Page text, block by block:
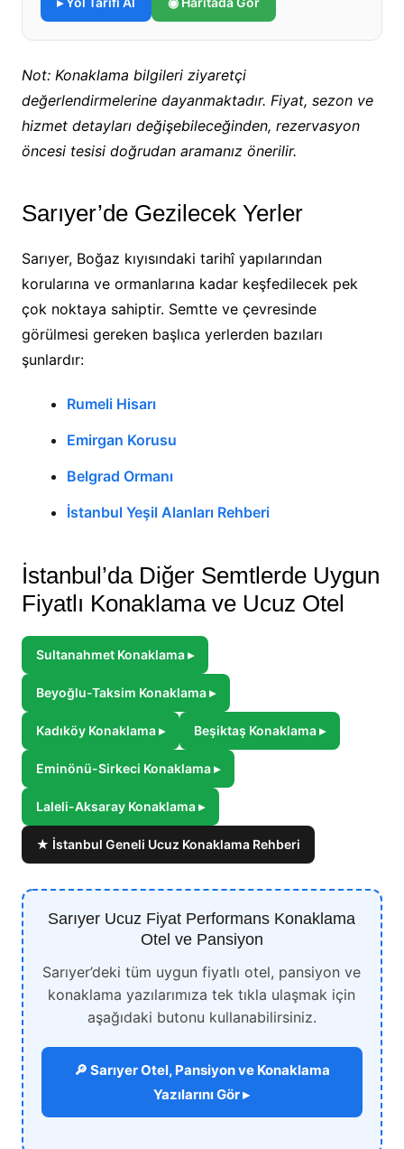
Not: Konaklama bilgileri ziyaretçi
değerlendirmelerine dayanmaktadır. Fiyat, sezon ve
hizmet detayları değişebileceğinden, rezervasyon
öncesi tesisi doğrudan aramanız önerilir.
Sarıyer’de Gezilecek Yerler
Sarıyer, Boğaz kıyısındaki tarihî yapılarından
korularına ve ormanlarına kadar keşfedilecek pek
çok noktaya sahiptir. Semtte ve çevresinde
görülmesi gereken başlıca yerlerden bazıları
şunlardır:
Rumeli Hisarı
Emirgan Korusu
Belgrad Ormanı
İstanbul Yeşil Alanları Rehberi
İstanbul’da Diğer Semtlerde Uygun
Fiyatlı Konaklama ve Ucuz Otel
Sultanahmet Konaklama ▸
Beyoğlu-Taksim Konaklama ▸
Kadıköy Konaklama ▸ Beşiktaş Konaklama ▸
Eminönü-Sirkeci Konaklama ▸
Laleli-Aksaray Konaklama ▸
★ İstanbul Geneli Ucuz Konaklama Rehberi
Sarıyer Ucuz Fiyat Performans Konaklama
Otel ve Pansiyon
Sarıyer’deki tüm uygun fiyatlı otel, pansiyon ve
konaklama yazılarımıza tek tıkla ulaşmak için
aşağıdaki butonu kullanabilirsiniz.
🔎 Sarıyer Otel, Pansiyon ve Konaklama
Yazılarını Gör ▸